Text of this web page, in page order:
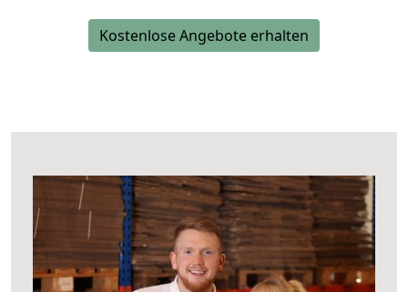
Kostenlose Angebote erhalten